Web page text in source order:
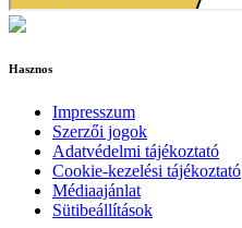
Hasznos
Impresszum
Szerzői jogok
Adatvédelmi tájékoztató
Cookie-kezelési tájékoztató
Médiaajánlat
Sütibeállítások